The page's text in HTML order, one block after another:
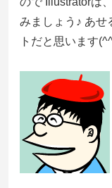
みましょう♪ あせ
トだと思います